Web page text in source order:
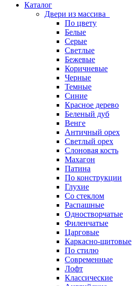
Каталог
Двери из массива
По цвету
Белые
Серые
Светлые
Бежевые
Коричневые
Черные
Темные
Синие
Красное дерево
Беленый дуб
Венге
Античный орех
Светлый орех
Слоновая кость
Махагон
Патина
По конструкции
Глухие
Со стеклом
Распашные
Одностворчатые
Филенчатые
Царговые
Каркасно-щитовые
По стилю
Современные
Лофт
Классические